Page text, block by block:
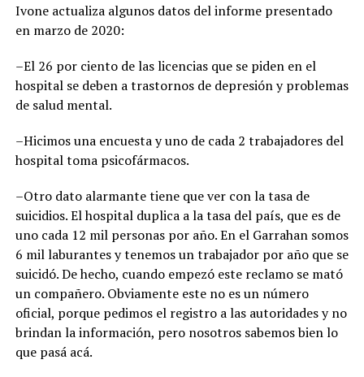
Ivone actualiza algunos datos del informe presentado
en marzo de 2020:
–El 26 por ciento de las licencias que se piden en el
hospital se deben a trastornos de depresión y problemas
de salud mental.
–Hicimos una encuesta y uno de cada 2 trabajadores del
hospital toma psicofármacos.
–Otro dato alarmante tiene que ver con la tasa de
suicidios. El hospital duplica a la tasa del país, que es de
uno cada 12 mil personas por año. En el Garrahan somos
6 mil laburantes y tenemos un trabajador por año que se
suicidó. De hecho, cuando empezó este reclamo se mató
un compañero. Obviamente este no es un número
oficial, porque pedimos el registro a las autoridades y no
brindan la información, pero nosotros sabemos bien lo
que pasá acá.